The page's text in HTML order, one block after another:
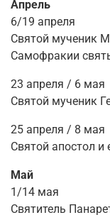
Апрель
6/19 апреля
Святой мученик
Самофракии
23 апреля / 6 мая
Святой мученик
25 апреля / 8 мая
Святой апостол и
Май
1/14 мая
Святитель